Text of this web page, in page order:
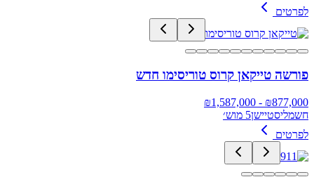
לפרטים
פורשה טייקאן קרוס טוריסימו חדש
₪877,000
- ₪
1,587,000
חשמליסטיישן5 מוש׳
לפרטים